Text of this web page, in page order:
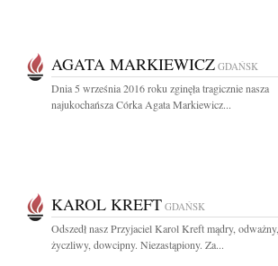
AGATA MARKIEWICZ GDAŃSK
Dnia 5 września 2016 roku zginęła tragicznie nasza
najukochańsza Córka Agata Markiewicz...
KAROL KREFT GDAŃSK
Odszedł nasz Przyjaciel Karol Kreft mądry, odważny,
życzliwy, dowcipny. Niezastąpiony. Za...